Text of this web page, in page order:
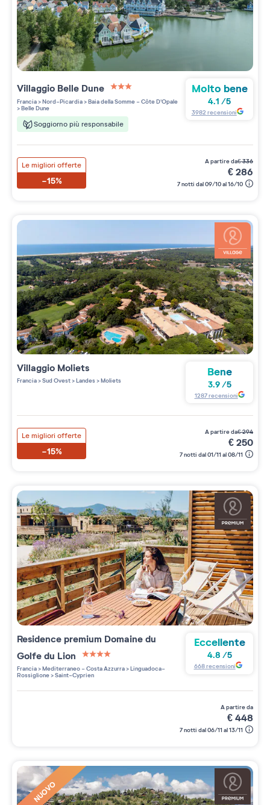
Villaggio Belle Dune
3 étoiles sur 5
Francia>Nord-Picardia>Baia della Somme - Côte D'Opale
>Belle Dune
Soggiorno più responsabile
Molto bene
4.1 /5
3982 recensioni
Le migliori offerte
-15%
a partire da€336
€286
7 notti dal 09/10 al 16/10
Villaggio Moliets
Francia>Sud Ovest>Landes>Moliets
Bene
3.9/5
1287recensioni
Le migliori offerte
-15%
a partire da€294
€250
7 notti dal 01/11 al 08/11
Residence premium Domaine du
Golfe du Lion
4 étoiles sur 5
Francia>Mediterraneo - Costa Azzurra>Linguadoca-
Rossiglione>Saint-Cyprien
Eccellente
4.8 /5
668recensioni
a partire da
€448
7 notti dal 06/11 al 13/11
NUOVO